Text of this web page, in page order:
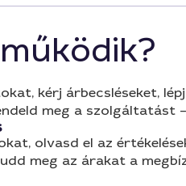
kérj árbecsléseket,
meg a szolgáltatást
olvasd el az
meg az árakat a